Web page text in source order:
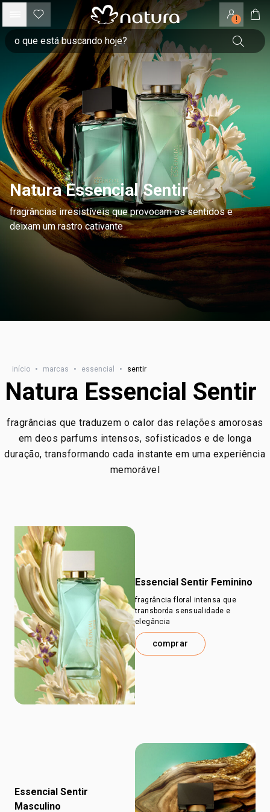
!
Natura Essencial Sentir
fragrâncias irresistíveis que provocam os sentidos e
deixam um rastro cativante
início • marcas • essencial • sentir
Natura Essencial Sentir
fragrâncias que traduzem o calor das relações amorosas
em deos parfums intensos, sofisticados e de longa
duração, transformando cada instante em uma experiência
memorável
Essencial Sentir Feminino
fragrância floral intensa que
transborda sensualidade e
elegância
comprar
Essencial Sentir
Masculino